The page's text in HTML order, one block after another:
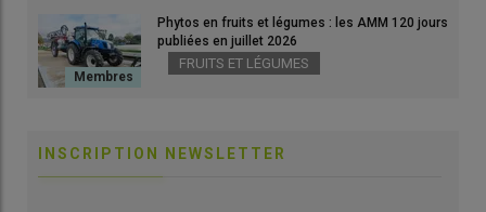
Phytos en fruits et légumes : les AMM 120 jours
publiées en juillet 2026
FRUITS ET LÉGUMES
INSCRIPTION NEWSLETTER